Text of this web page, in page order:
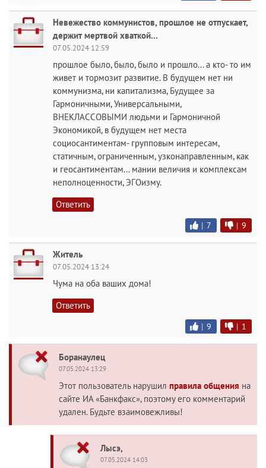
Невежество коммунистов, прошлое не отпускает,
держит мертвой хваткой...
07.05.2024 12:59
прошлое было, было, было и прошло... а кто- то им
живет и тормозит развитие. В будущем нет ни
коммунизма, ни капитализма, Будущее за
Гармоничными, Универсальными,
ВНЕКЛАССОВЫМИ людьми и Гармоничной
Экономикой, в будущем нет места
социосантиментам- групповым интересам,
статичным, ограниченным, узконаправленным, как
и геосантиментам... мании величия и комплексам
неполноценности, ЭГОизму.
Ответить
| 7 | 9
Житель
07.05.2024 13:24
Чума на оба ваших дома!
Ответить
| 9 | 1
Боранаулец
07.05.2024 13:29
Этот пользователь нарушил правила общения на
сайте ИА «Банкфакс», поэтому его комментарий
удален. Будьте взаимовежливы!
Лысэ,
07.05.2024 14:03